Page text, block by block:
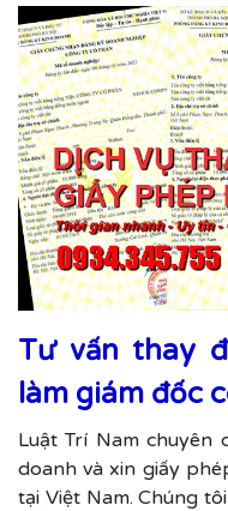
Tư vấn thay
làm giám đốc
Luật Trí Nam chuyên
doanh và xin giấy
tại Việt Nam. Chúng